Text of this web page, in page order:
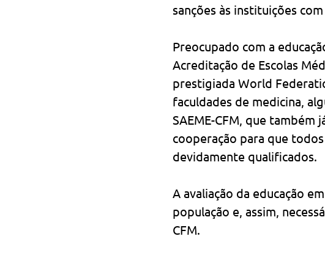
sanções às instituições
Preocupado com a
Acreditação de Escolas
prestigiada World
faculdades de medicina,
SAEME-CFM, que
cooperação para que
devidamente qualificados.
A avaliação da educação
população e, assim,
CFM.